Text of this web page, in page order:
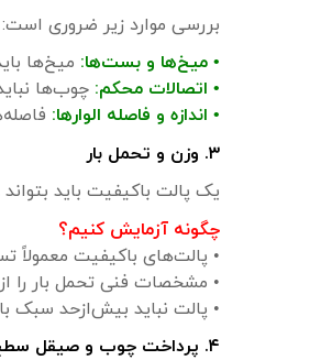
بررسی موارد زیر ضروری است:
• میخ‌ها و بست‌ها: میخ‌ها
• اتصالات محکم: چوب‌ها
• اندازه و فاصله الوارها:
۳. وزن و تحمل بار
یک پالت باکیفیت باید
چگونه آزمایش کنیم؟
• پالت‌های باکیفیت
• مشخصات فنی تحمل بار را
• پالت نباید بیش‌ازحد سبک
۴. پرداخت چوب و صیقل سطح